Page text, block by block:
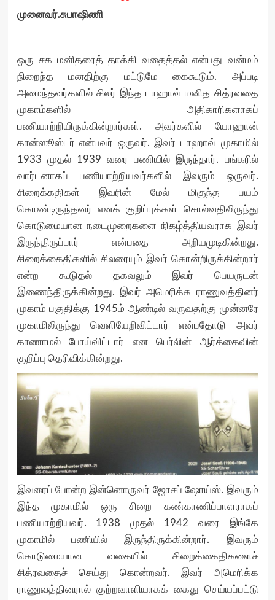
முனைவர்.சுபாஷிணி
ஒரு சக மனிதரைத் தாக்கி வதைத்தல் என்பது வன்மம்
நிறைந்த மனதிற்கு மட்டுமே கைகூடும். அப்படி
அமைந்தவர்களில் சிலர் இந்த டாஹாவ் மனித சித்ரவதை
முகாம்களில் அதிகாரிகளாகப்
பணியாற்றியிருக்கின்றார்கள். அவர்களில் யோஹான்
கான்ஸூஸ்டர் என்பவர் ஒருவர். இவர் டாஹாவ் முகாமில்
1933 முதல் 1939 வரை பணியில் இருந்தார். பங்கரில்
வார்டனாகப் பணியாற்றியவர்களில் இவரும் ஒருவர்.
சிறைக்கதிகள் இவரின் மேல் மிகுந்த பயம்
கொண்டிருந்தனர் எனக் குறிப்புக்கள் சொல்வதிலிருந்து
கொடுமையான நடைமுறைகளை நிகழ்த்தியவராக இவர்
இருந்திருப்பார் என்பதை அறியமுடிகின்றது.
சிறைக்கைதிகளில் சிலரையும் இவர் கொன்றிருக்கின்றார்
என்ற கூடுதல் தகவலும் இவர் பெயருடன்
இணைந்திருக்கின்றது. இவர் அமெரிக்க ராணுவத்தினர்
முகாம் பகுதிக்கு 1945ம் ஆண்டில் வருவதற்கு முன்னரே
முகாமிலிருந்து வெளியேறிவிட்டார் என்பதோடு அவர்
காணாமல் போய்விட்டார் என பெர்லின் ஆர்க்கைவின்
குறிப்பு தெரிவிக்கின்றது.
இவரைப் போன்ற இன்னொருவர் ஜோசப் ஷோய்ஸ். இவரும்
இந்த முகாமில் ஒரு சிறை கண்காணிப்பாளராகப்
பணியாற்றியவர். 1938 முதல் 1942 வரை இங்கே
முகாமில் பணியில் இருந்திருக்கின்றார். இவரும்
கொடுமையான வகையில் சிறைக்கைதிகளைச்
சித்ரவதைச் செய்து கொன்றவர். இவர் அமெரிக்க
ராணுவத்தினரால் குற்றவாளியாகக் கைது செய்யப்பட்டு